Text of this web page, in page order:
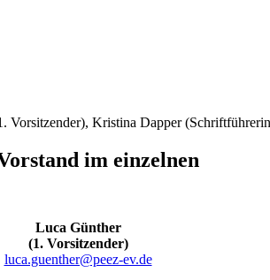
Kristina Dapper
im einzelnen
Luca Günther
(1. Vorsitzender)
luca.guenther@peez-ev.de